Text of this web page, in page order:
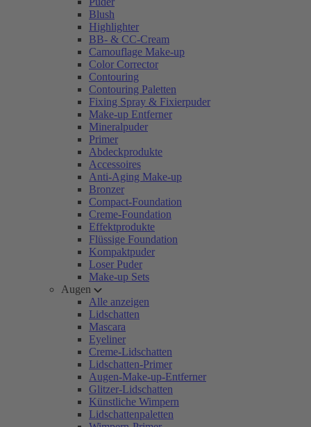
Blush
Highlighter
BB- & CC-Cream
Camouflage Make-up
Color Corrector
Contouring
Contouring Paletten
Fixing Spray & Fixierpuder
Make-up Entferner
Mineralpuder
Primer
Abdeckprodukte
Accessoires
Anti-Aging Make-up
Bronzer
Compact-Foundation
Creme-Foundation
Effektprodukte
Flüssige Foundation
Kompaktpuder
Loser Puder
Make-up Sets
Augen
Alle anzeigen
Lidschatten
Mascara
Eyeliner
Creme-Lidschatten
Lidschatten-Primer
Augen-Make-up-Entferner
Glitzer-Lidschatten
Künstliche Wimpern
Lidschattenpaletten